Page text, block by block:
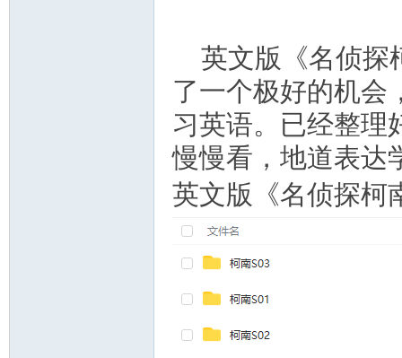
英文版《名侦探
了一个极好的机会
习英语。已经整理
慢慢看，地道表达
英文版《名侦探柯